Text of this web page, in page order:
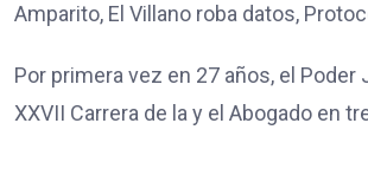
Amparito, El Villano roba datos,
Por primera vez en 27 años, el
XXVII Carrera de la y el Abogado en